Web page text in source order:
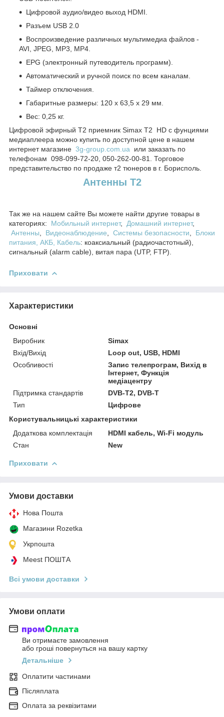
Цифровой аудио/видео выход HDMI.
Разъем USB 2.0
Воспроизведение различных мультимедиа файлов -
AVI, JPEG, MP3, MP4.
EPG (электронный путеводитель программ).
Автоматический и ручной поиск по всем каналам.
Таймер отключения.
Габаритные размеры: 120 х 63,5 х 29 мм.
Вес: 0,25 кг.
Цифровой эфирный Т2 приемник Simax T2 HD с фунциями
медиаплеера можно купить по доступной цене в нашем
интернет магазине 3g-group.com.ua или заказать по
телефонам 098-099-72-20, 050-262-00-81. Торговое
представительство по продаже т2 тюнеров в г. Борисполь.
Антенны T2
Так же на нашем сайте Вы можете найти другие товары в
категориях: Мобильный интернет, Домашний интернет,
Антенны
Видеонаблюдение Системы безопасности
Блоки
питания, АКБ, Кабель: коаксиальный (радиочастотный),
сигнальный (alarm cable), витая пара (UTP, FTP).
Приховати
Характеристики
Основні
Виробник
Simax
Вхід/Вихід
Loop out, USB, HDMI
Особливості
Запис телепрограм, Вихід в
Інтернет, Функція
медіацентру
Підтримка стандартів
DVB-T2, DVB-T
Тип
Цифрове
Користувальницькі характеристики
Додаткова комплектація
HDMI кабель, Wi-Fi модуль
Стан
New
Приховати
Умови доставки
Нова Пошта
Магазини Rozetka
Укрпошта
Meest ПОШТА
Всі умови доставки
Умови оплати
Ви отримаєте замовлення
або гроші повернуться на вашу картку
Детальніше
Оплатити частинами
Післяплата
Оплата за реквізитами